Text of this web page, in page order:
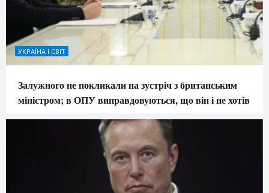
УКРАЇНА І СВІТ
Залужного не покликали на зустріч з британським
міністром; в ОПУ виправдовуються, що він і не хотів